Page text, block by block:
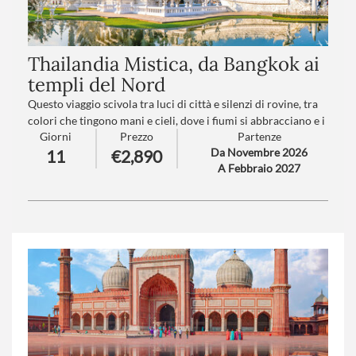
Thailandia Mistica, da Bangkok ai
templi del Nord
Questo viaggio scivola tra luci di città e silenzi di rovine, tra
colori che tingono mani e cieli, dove i fiumi si abbracciano e i
templi brillano come sogni antichi. Lungo il cammino, volti
sorridenti e sguardi gentili diventano ricordi preziosi, fino a
giungere là dove la natura respira lenta e gli animali
tempo.
Trattamento: pensione completa
Supplemento trasferimento aeroporto a/r: V1-V2-V3-V4
(clicca qui per le tariffe)
Giorni
11
Prezzo
€2,890
Partenze
Da Novembre 2026
A Febbraio 2027